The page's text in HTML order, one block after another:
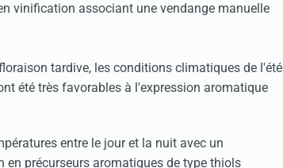
vinification associant une vendange manuelle
tardive, les conditions climatiques de l'été
été très favorables à l'expression aromatique
entre le jour et la nuit avec un
précurseurs aromatiques de type thiols